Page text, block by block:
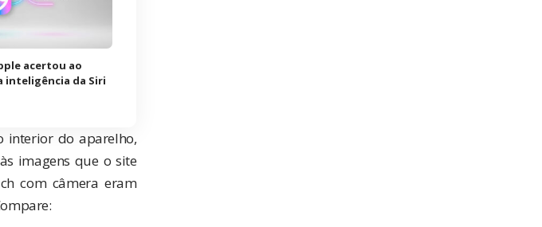
acertou ao
inteligência da Siri
interior do aparelho,
às imagens que o site
com câmera eram